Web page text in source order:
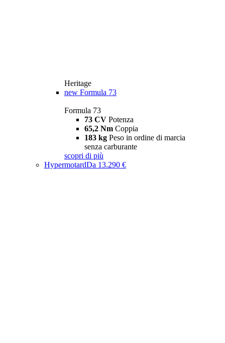
Heritage
new Formula 73
Formula 73
73 CV Potenza
65,2 Nm Coppia
183 kg Peso in ordine di marcia
senza carburante
scopri di più
HypermotardDa 13.290 €